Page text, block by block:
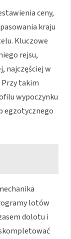
ceny,
kraju
Kluczowe
rejsu,
najczęściej w
takim
wypoczynku
egzotycznego
lotów
dolotu i